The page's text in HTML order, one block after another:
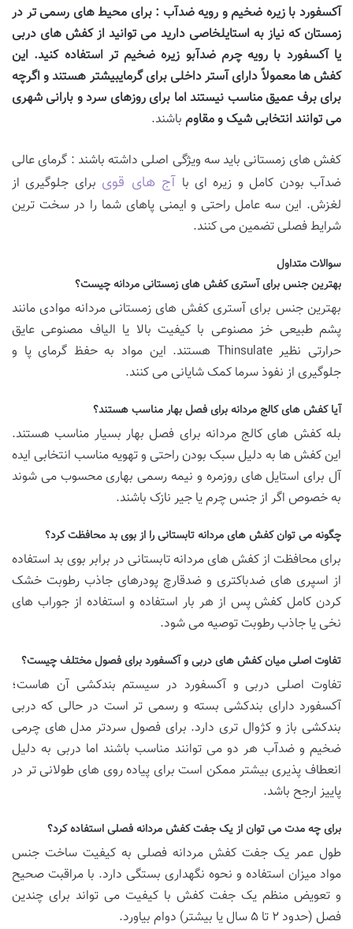
آکسفورد با زیره ضخیم و رویه ضدآب : برای محیط های رسمی تر در
زمستان که نیاز به استایلخاصی دارید می توانید از کفش های دربی
یا آکسفورد با رویه چرم ضدآبو زیره ضخیم تر استفاده کنید. این
کفش ها معمولاً دارای آستر داخلی برای گرمایبیشتر هستند و اگرچه
برای برف عمیق مناسب نیستند اما برای روزهای سرد و بارانی شهری
می توانند انتخابی شیک و مقاوم باشند.
کفش های زمستانی باید سه ویژگی اصلی داشته باشند : گرمای عالی
ضدآب بودن کامل و زیره ای با آج های قوی برای جلوگیری از
لغزش. این سه عامل راحتی و ایمنی پاهای شما را در سخت ترین
شرایط فصلی تضمین می کنند.
سوالات متداول
بهترین جنس برای آستری کفش های زمستانی مردانه چیست؟
بهترین جنس برای آستری کفش های زمستانی مردانه موادی مانند
پشم طبیعی خز مصنوعی با کیفیت بالا یا الیاف مصنوعی عایق
حرارتی نظیر Thinsulate هستند. این مواد به حفظ گرمای پا و
جلوگیری از نفوذ سرما کمک شایانی می کنند.
آیا کفش های کالج مردانه برای فصل بهار مناسب هستند؟
بله کفش های کالج مردانه برای فصل بهار بسیار مناسب هستند.
این کفش ها به دلیل سبک بودن راحتی و تهویه مناسب انتخابی ایده
آل برای استایل های روزمره و نیمه رسمی بهاری محسوب می شوند
به خصوص اگر از جنس چرم یا جیر نازک باشند.
چگونه می توان کفش های مردانه تابستانی را از بوی بد محافظت کرد؟
برای محافظت از کفش های مردانه تابستانی در برابر بوی بد استفاده
از اسپری های ضدباکتری و ضدقارچ پودرهای جاذب رطوبت خشک
کردن کامل کفش پس از هر بار استفاده و استفاده از جوراب های
نخی یا جاذب رطوبت توصیه می شود.
تفاوت اصلی میان کفش های دربی و آکسفورد برای فصول مختلف چیست؟
تفاوت اصلی دربی و آکسفورد در سیستم بندکشی آن هاست؛
آکسفورد دارای بندکشی بسته و رسمی تر است در حالی که دربی
بندکشی باز و کژوال تری دارد. برای فصول سردتر مدل های چرمی
ضخیم و ضدآب هر دو می توانند مناسب باشند اما دربی به دلیل
انعطاف پذیری بیشتر ممکن است برای پیاده روی های طولانی تر در
پاییز ارجح باشد.
برای چه مدت می توان از یک جفت کفش مردانه فصلی استفاده کرد؟
طول عمر یک جفت کفش مردانه فصلی به کیفیت ساخت جنس
مواد میزان استفاده و نحوه نگهداری بستگی دارد. با مراقبت صحیح
و تعویض منظم یک جفت کفش با کیفیت می تواند برای چندین
فصل (حدود ۲ تا ۵ سال یا بیشتر) دوام بیاورد.